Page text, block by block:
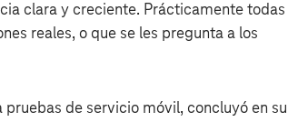
clara y creciente. Prácticamente todas
reales, o que se les pregunta a los
pruebas de servicio móvil, concluyó en su